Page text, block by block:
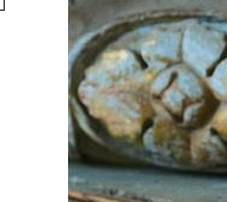
OPENS IN NEW